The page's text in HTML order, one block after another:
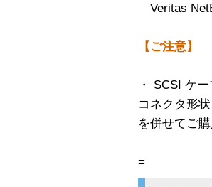
Veritas
【ご注意】
・ SCSI ケ
コネクタ形
を併せてご購
=